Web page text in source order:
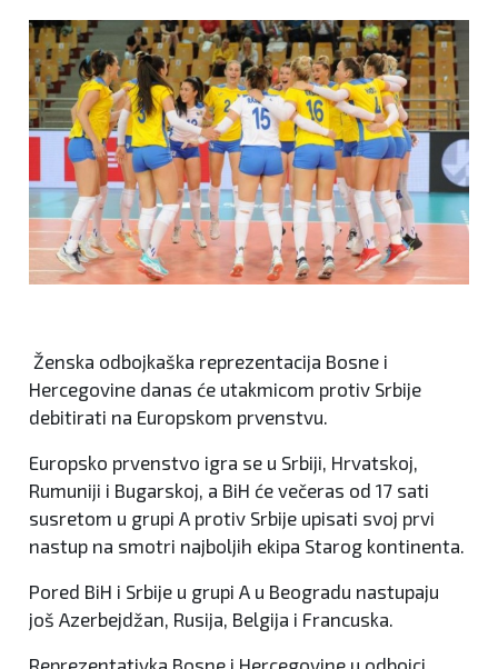
Ženska odbojkaška reprezentacija Bosne i
Hercegovine danas će utakmicom protiv Srbije
debitirati na Europskom prvenstvu.
Europsko prvenstvo igra se u Srbiji, Hrvatskoj,
Rumuniji i Bugarskoj, a BiH će večeras od 17 sati
susretom u grupi A protiv Srbije upisati svoj prvi
nastup na smotri najboljih ekipa Starog kontinenta.
Pored BiH i Srbije u grupi A u Beogradu nastupaju
još Azerbejdžan, Rusija, Belgija i Francuska.
Reprezentativka Bosne i Hercegovine u odbojci